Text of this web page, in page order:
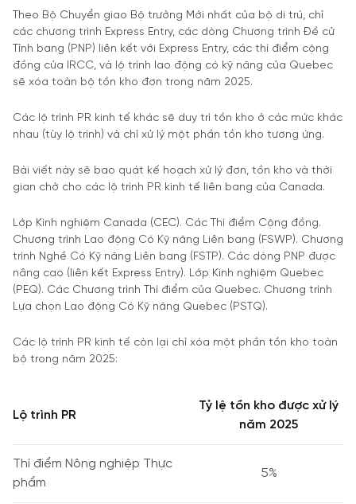
Theo Bộ Chuyển giao Bộ trưởng Mới nhất của bộ di trú, chỉ
các chương trình Express Entry, các dòng Chương trình Đề cử
Tỉnh bang (PNP) liên kết với Express Entry, các thí điểm cộng
đồng của IRCC, và lộ trình lao động có kỹ năng của Quebec
sẽ xóa toàn bộ tồn kho đơn trong năm 2025.
Các lộ trình PR kinh tế khác sẽ duy trì tồn kho ở các mức khác
nhau (tùy lộ trình) và chỉ xử lý một phần tồn kho tương ứng.
Bài viết này sẽ bao quát kế hoạch xử lý đơn, tồn kho và thời
gian chờ cho các lộ trình PR kinh tế liên bang của Canada.
Lớp Kinh nghiệm Canada (CEC). Các Thí điểm Cộng đồng.
Chương trình Lao động Có Kỹ năng Liên bang (FSWP). Chương
trình Nghề Có Kỹ năng Liên bang (FSTP). Các dòng PNP được
nâng cao (liên kết Express Entry). Lớp Kinh nghiệm Quebec
(PEQ). Các Chương trình Thí điểm của Quebec. Chương trình
Lựa chọn Lao động Có Kỹ năng Quebec (PSTQ).
Các lộ trình PR kinh tế còn lại chỉ xóa một phần tồn kho toàn
bộ trong năm 2025:
Lộ trình PR
Tỷ lệ tồn kho được xử lý
năm 2025
Thí điểm Nông nghiệp Thực
phẩm
5%